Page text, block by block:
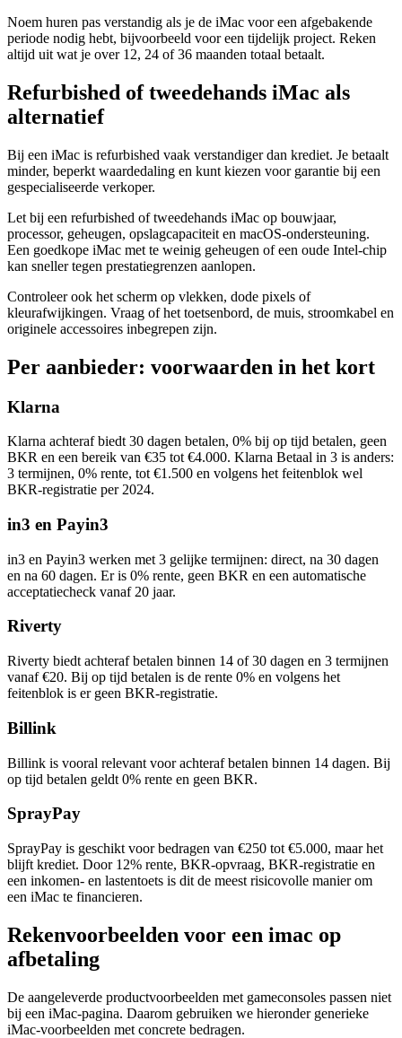
Noem huren pas verstandig als je de iMac voor een afgebakende
periode nodig hebt, bijvoorbeeld voor een tijdelijk project. Reken
altijd uit wat je over 12, 24 of 36 maanden totaal betaalt.
Refurbished of tweedehands iMac als
alternatief
Bij een iMac is refurbished vaak verstandiger dan krediet. Je betaalt
minder, beperkt waardedaling en kunt kiezen voor garantie bij een
gespecialiseerde verkoper.
Let bij een refurbished of tweedehands iMac op bouwjaar,
processor, geheugen, opslagcapaciteit en macOS-ondersteuning.
Een goedkope iMac met te weinig geheugen of een oude Intel-chip
kan sneller tegen prestatiegrenzen aanlopen.
Controleer ook het scherm op vlekken, dode pixels of
kleurafwijkingen. Vraag of het toetsenbord, de muis, stroomkabel en
originele accessoires inbegrepen zijn.
Per aanbieder: voorwaarden in het kort
Klarna
Klarna achteraf biedt 30 dagen betalen, 0% bij op tijd betalen, geen
BKR en een bereik van €35 tot €4.000. Klarna Betaal in 3 is anders:
3 termijnen, 0% rente, tot €1.500 en volgens het feitenblok wel
BKR-registratie per 2024.
in3 en Payin3
in3 en Payin3 werken met 3 gelijke termijnen: direct, na 30 dagen
en na 60 dagen. Er is 0% rente, geen BKR en een automatische
acceptatiecheck vanaf 20 jaar.
Riverty
Riverty biedt achteraf betalen binnen 14 of 30 dagen en 3 termijnen
vanaf €20. Bij op tijd betalen is de rente 0% en volgens het
feitenblok is er geen BKR-registratie.
Billink
Billink is vooral relevant voor achteraf betalen binnen 14 dagen. Bij
op tijd betalen geldt 0% rente en geen BKR.
SprayPay
SprayPay is geschikt voor bedragen van €250 tot €5.000, maar het
blijft krediet. Door 12% rente, BKR-opvraag, BKR-registratie en
een inkomen- en lastentoets is dit de meest risicovolle manier om
een iMac te financieren.
Rekenvoorbeelden voor een imac op
afbetaling
De aangeleverde productvoorbeelden met gameconsoles passen niet
bij een iMac-pagina. Daarom gebruiken we hieronder generieke
iMac-voorbeelden met concrete bedragen.